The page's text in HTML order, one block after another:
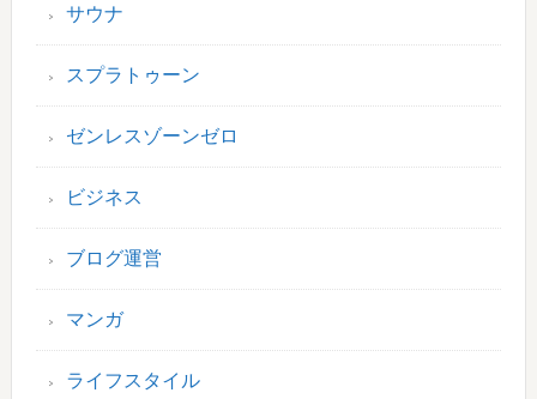
サウナ
スプラトゥーン
ゼンレスゾーンゼロ
ビジネス
ブログ運営
マンガ
ライフスタイル